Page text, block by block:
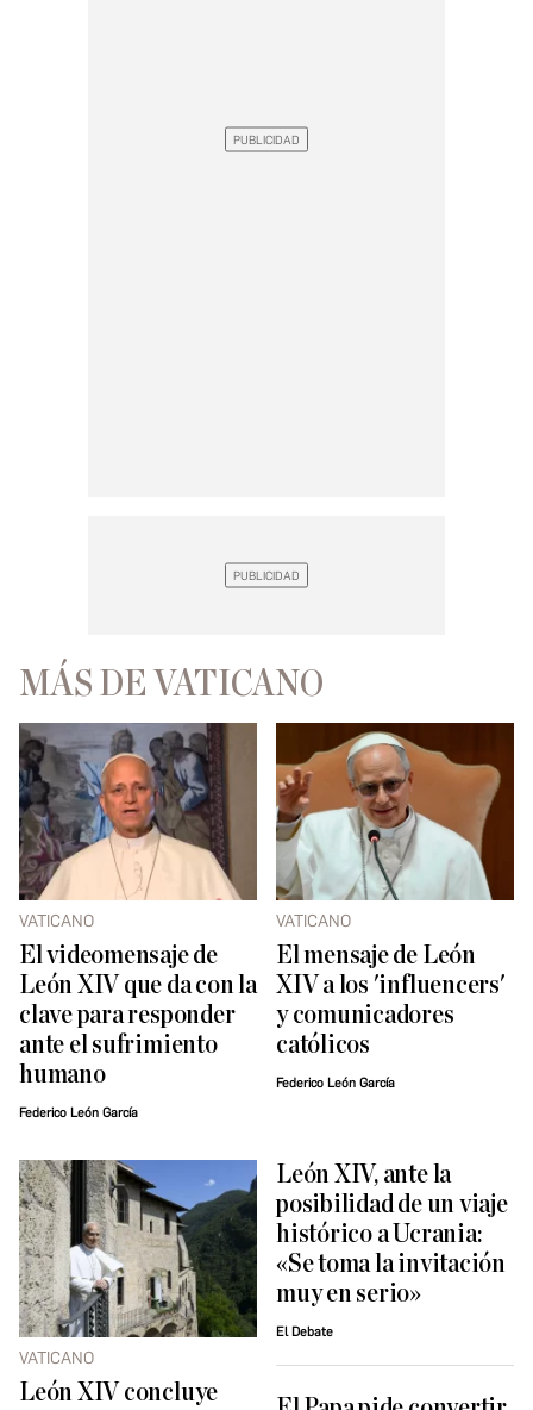
MÁS DE VATICANO
VATICANO
El videomensaje de
León XIV que da con la
clave para responder
ante el sufrimiento
humano
Federico León García
VATICANO
El mensaje de León
XIV a los 'influencers'
y comunicadores
católicos
Federico León García
VATICANO
León XIV concluye
León XIV, ante la
posibilidad de un viaje
histórico a Ucrania:
«Se toma la invitación
muy en serio»
El Debate